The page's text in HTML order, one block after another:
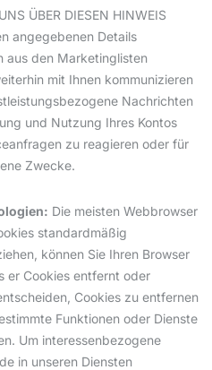
ÜBER DIESEN HINWEIS
angegebenen Details
aus den Marketinglisten
mit Ihnen kommunizieren
Nachrichten
und Nutzung Ihres Kontos
zu reagieren oder für
Zwecke.
Die meisten Webbrowser
standardmäßig
können Sie Ihren Browser
er Cookies entfernt oder
Cookies zu entfernen
Funktionen oder Dienste
Um interessenbezogene
in unseren Diensten